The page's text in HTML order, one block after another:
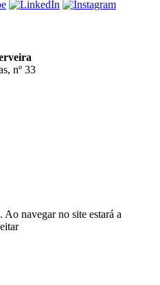
nº 33
navegar no site estará a